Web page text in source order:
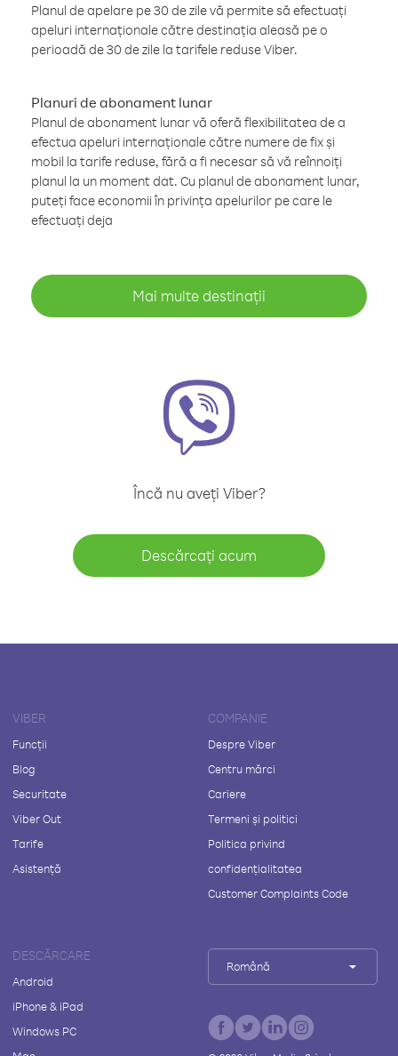
Planul de apelare pe 30 de zile vă permite să efectuați
apeluri internaționale către destinația aleasă pe o
perioadă de 30 de zile la tarifele reduse Viber.
Planuri de abonament lunar
Planul de abonament lunar vă oferă flexibilitatea de a
efectua apeluri internaționale către numere de fix și
mobil la tarife reduse, fără a fi necesar să vă reînnoiți
planul la un moment dat. Cu planul de abonament lunar,
puteți face economii în privința apelurilor pe care le
efectuați deja
Mai multe destinații
Încă nu aveți Viber?
Descărcați acum
VIBER
Funcții
Blog
Securitate
Viber Out
Tarife
Asistență
COMPANIE
Despre Viber
Centru mărci
Cariere
Termeni și politici
Politica privind
confidențialitatea
Customer Complaints Code
DESCĂRCARE
Android
iPhone & iPad
Windows PC
Română